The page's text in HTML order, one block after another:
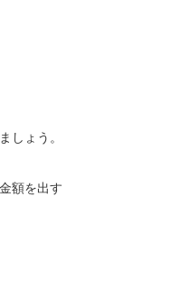
しょう。
額を出す